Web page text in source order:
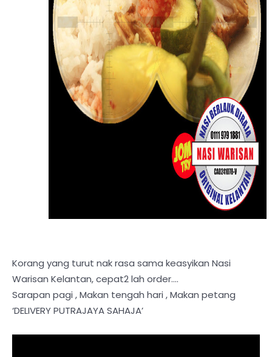
Korang yang turut nak rasa sama keasyikan Nasi
Warisan Kelantan, cepat2 lah order....
Sarapan pagi , Makan tengah hari , Makan petang
‘DELIVERY PUTRAJAYA SAHAJA’